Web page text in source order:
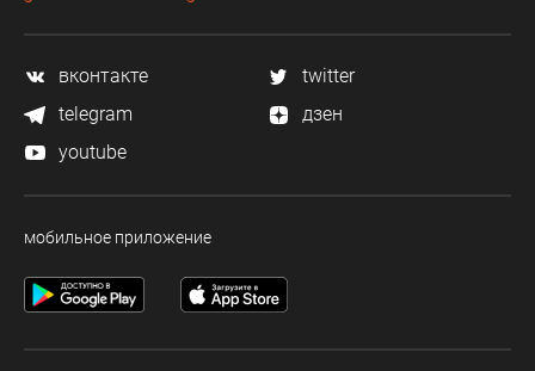
вконтакте
twitter
telegram
дзен
youtube
мобильное приложение